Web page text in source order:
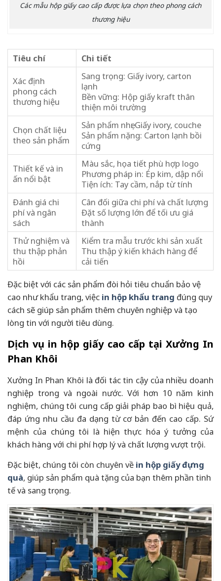
Các mẫu hộp giấy cao cấp được lựa chọn theo phong cách
thương hiệu
Tiêu chí
Chi tiết
Xác định
phong cách
thương hiệu
Sang trọng: Giấy ivory, carton
lạnh
Bền vững: Hộp giấy kraft thân
thiện môi trường
Chọn chất liệu
theo sản phẩm
Sản phẩm nhẹ: Giấy ivory, couche
Sản phẩm nặng: Carton lạnh bồi
cứng
Thiết kế và in
ấn nổi bật
Màu sắc, họa tiết phù hợp logo
Phương pháp in: Ép kim, dập nổi
Tiện ích: Tay cầm, nắp từ tính
Đánh giá chi
phí và ngân
sách
Cân đối giữa chi phí và chất lượng
Đặt số lượng lớn để tối ưu giá
thành
Thử nghiệm và
thu thập phản
hồi
Kiểm tra mẫu trước khi sản xuất
Thu thập ý kiến khách hàng để
cải tiến
Đặc biệt với các sản phẩm đòi hỏi tiêu chuẩn bảo vệ
cao như khẩu trang, việc in hộp khẩu trang đúng quy
cách sẽ giúp sản phẩm thêm chuyên nghiệp và tạo
lòng tin với người tiêu dùng.
Dịch vụ in hộp giấy cao cấp tại Xưởng In
Phan Khôi
Xưởng In Phan Khôi là đối tác tin cậy của nhiều doanh
nghiệp trong và ngoài nước. Với hơn 10 năm kinh
nghiệm, chúng tôi cung cấp giải pháp bao bì hiệu quả,
đáp ứng nhu cầu đa dạng từ cơ bản đến cao cấp. Sứ
mệnh của chúng tôi là hiện thực hóa ý tưởng của
khách hàng với chi phí hợp lý và chất lượng vượt trội.
Đặc biệt, chúng tôi còn chuyên về in hộp giấy đựng
quà, giúp sản phẩm quà tặng của bạn thêm phần tinh
tế và sang trọng.